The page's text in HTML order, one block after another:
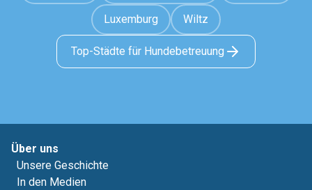
Luxemburg Wiltz
Top-Städte für Hundebetreuung
Über uns
Unsere Geschichte
In den Medien